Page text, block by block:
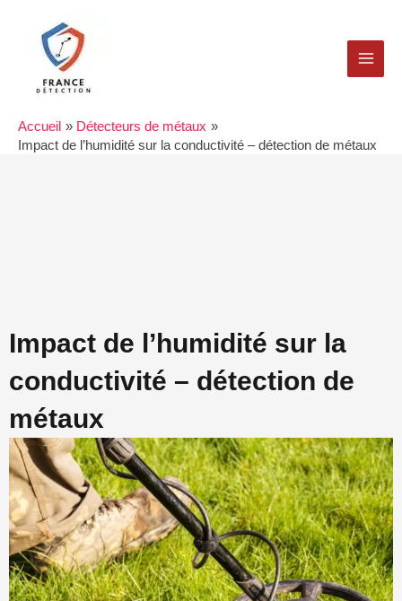
contenu
Accueil
Détecteurs de métaux
Impact de l’humidité sur la conductivité – détection de métaux
Impact de l’humidité sur la
conductivité – détection de
métaux